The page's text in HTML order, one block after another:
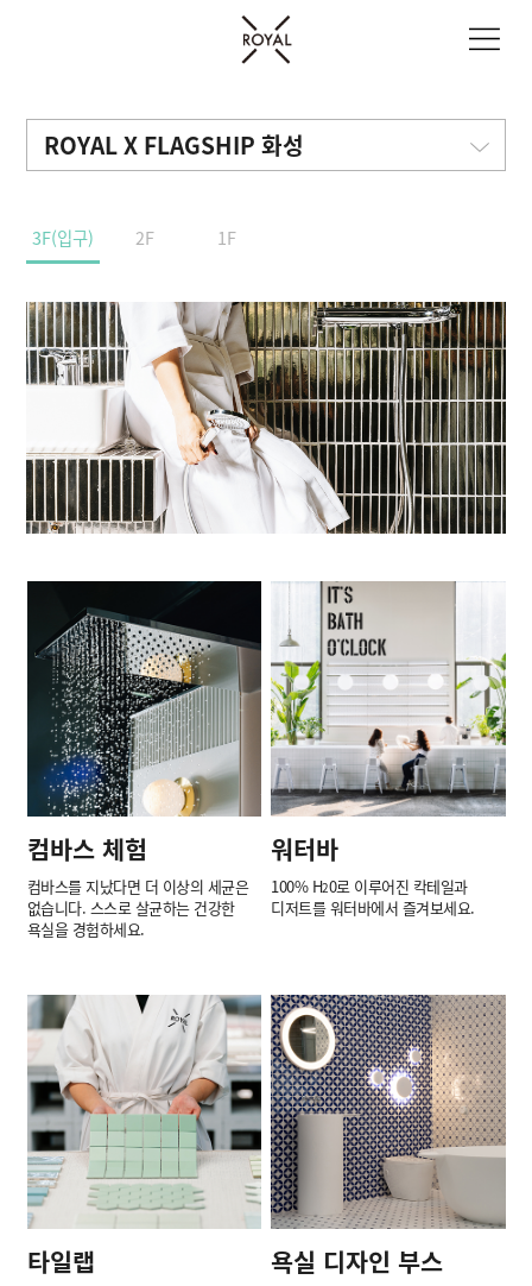
ROYAL X FLAGSHIP 화성
3F(입구) 2F 1F
컴바스 체험
컴바스를 지났다면 더 이상의 세균은
없습니다. 스스로 살균하는 건강한
욕실을 경험하세요.
워터바
100% H20로 이루어진 칵테일과
디저트를 워터바에서 즐겨보세요.
타일랩 욕실 디자인 부스